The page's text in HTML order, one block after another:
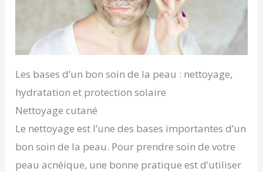
Les bases d’un bon soin de la peau : nettoyage,
hydratation et protection solaire
Nettoyage cutané
Le nettoyage est l’une des bases importantes d’un
bon soin de la peau. Pour prendre soin de votre
peau acnéique, une bonne pratique est d’utiliser